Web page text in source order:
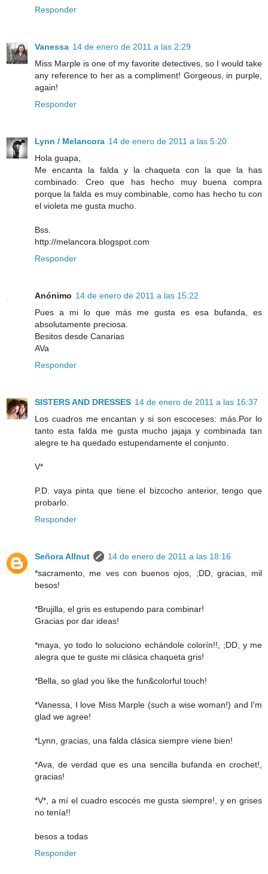
Responder
Vanessa 14 de enero de 2011 a las 2:29
Miss Marple is one of my favorite detectives, so I would take
any reference to her as a compliment! Gorgeous, in purple,
again!
Responder
Lynn / Melancora 14 de enero de 2011 a las 5:20
Hola guapa,
Me encanta la falda y la chaqueta con la que la has
combinado. Creo que has hecho muy buena compra
porque la falda es muy combinable, como has hecho tu con
el violeta me gusta mucho.
Bss.
http://melancora.blogspot.com
Responder
Anónimo 14 de enero de 2011 a las 15:22
Pues a mi lo que más me gusta es esa bufanda, es
absolutamente preciosa.
Besitos desde Canarias
AVa
Responder
SISTERS AND DRESSES 14 de enero de 2011 a las 16:37
Los cuadros me encantan y si son escoceses: más.Por lo
tanto esta falda me gusta mucho jajaja y combinada tan
alegre te ha quedado estupendamente el conjunto.
V*
P.D. vaya pinta que tiene el bizcocho anterior, tengo que
probarlo.
Responder
Señora Allnut
14 de enero de 2011 a las 18:16
*sacramento, me ves con buenos ojos, ;DD, gracias, mil
besos!
*Brujilla, el gris es estupendo para combinar!
Gracias por dar ideas!
*maya, yo todo lo soluciono echándole colorín!!, ;DD, y me
alegra que te guste mi clásica chaqueta gris!
*Bella, so glad you like the fun&colorful touch!
*Vanessa, I love Miss Marple (such a wise woman!) and I'm
glad we agree!
*Lynn, gracias, una falda clásica siempre viene bien!
*Ava, de verdad que es una sencilla bufanda en crochet!,
gracias!
*V*, a mí el cuadro escocés me gusta siempre!, y en grises
no tenía!!
besos a todas
Responder